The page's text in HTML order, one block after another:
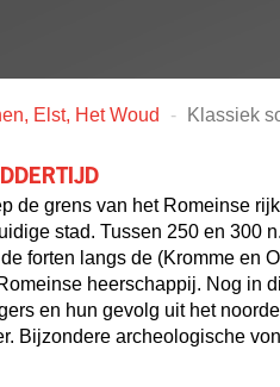
Elst, Het Woud Klassiek
de grens van het Romeinse
stad. Tussen 250 en 300
forten langs de (Kromme en
heerschappij. Nog in
en hun gevolg uit het
Bijzondere archeologische